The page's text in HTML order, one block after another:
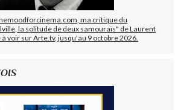
ma critique du
la solitude de deux samouraïs" de Laurent
voir sur Arte.tv, jusqu'au 9 octobre 2026.